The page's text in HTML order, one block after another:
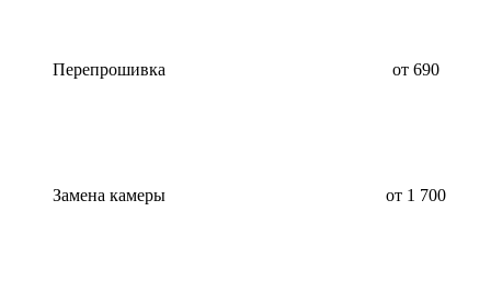
Перепрошивка от 690
Замена камеры от 1 700